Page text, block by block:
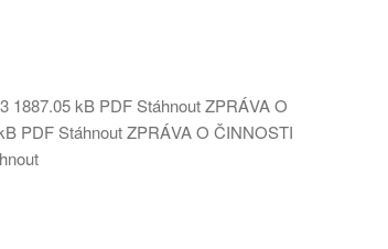
1887.05 kB PDF Stáhnout ZPRÁVA O
PDF Stáhnout ZPRÁVA O ČINNOSTI